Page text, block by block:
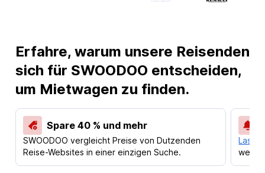
Erfahre, warum unsere Reisenden
sich für SWOODOO entscheiden,
um Mietwagen zu finden.
Spare 40 % und mehr
SWOODOO vergleicht Preise von Dutzenden
Reise-Websites in einer einzigen Suche.
Lass